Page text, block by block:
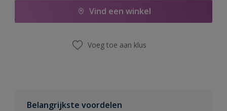
Vind een winkel
Voeg toe aan klus
Belangrijkste voordelen